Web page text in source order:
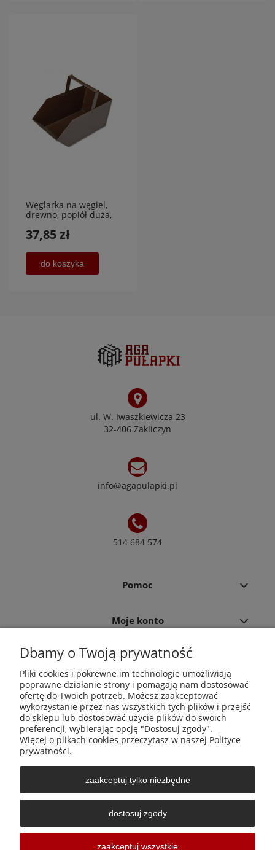
Węglarka na węgiel,
drewno, popiół duża,
37,85 zł
do koszyka
ul. W. Iwaszkiewicza 23
32-406 Zakliczyn
info@agapulapki.pl
514 684 574
Pomoc
Moje konto
Płatności i dostawa
Informacje
O nas
Środki do zwalczania szkodników Aga Pułapki | Wacława
Iwaszkiewicza 23, 32-406 Zakliczyn | AGA-PLAST MET 2 Paweł
Sałach | NIP: 6811796065 | REGON: 363212838
Sklepy internetowe Shoper Częstochowa
Dbamy o Twoją prywatność
Pliki cookies i pokrewne im technologie umożliwiają
poprawne działanie strony i pomagają nam dostosować
ofertę do Twoich potrzeb. Możesz zaakceptować
wykorzystanie przez nas wszystkich tych plików i przejść
do sklepu lub dostosować użycie plików do swoich
preferencji, wybierając opcję "Dostosuj zgody".
Więcej o plikach cookies przeczytasz w naszej Polityce
prywatności.
zaakceptuj tylko niezbędne
dostosuj zgody
zaakceptuj wszystkie